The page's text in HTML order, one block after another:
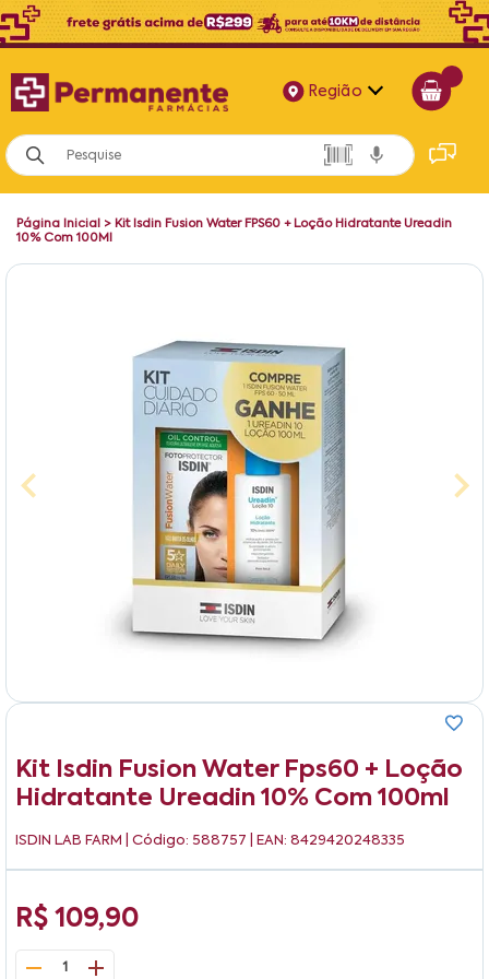
Região
Alagoas
Bahia
Página Inicial > Kit Isdin Fusion Water FPS60 + Loção Hidratante Ureadin
10% Com 100Ml
Kit Isdin Fusion Water Fps60 + Loção
Hidratante Ureadin 10% Com 100ml
ISDIN LAB FARM | Código: 588757 | EAN: 8429420248335
R$ 109,90
1